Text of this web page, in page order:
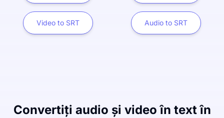
Video to SRT Audio to SRT
Convertiți audio și video în text în